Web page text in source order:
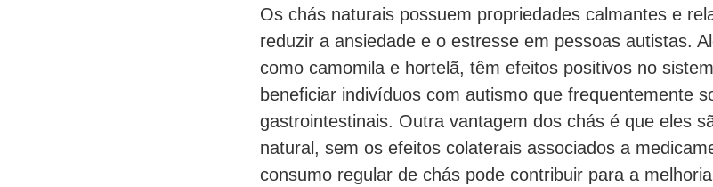
Os chás naturais possuem propriedades calmantes e
reduzir a ansiedade e o estresse em pessoas autistas.
como camomila e hortelã, têm efeitos positivos no
beneficiar indivíduos com autismo que frequentemente
gastrointestinais. Outra vantagem dos chás é que eles
natural, sem os efeitos colaterais associados a
consumo regular de chás pode contribuir para a